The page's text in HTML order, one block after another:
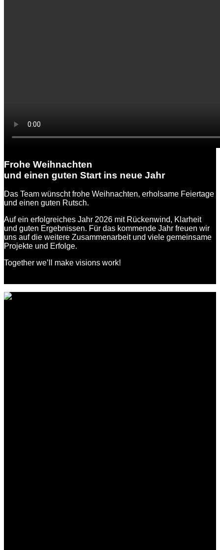
Frohe Weihnachten
und einen guten Start ins neue Jahr
Das Team wünscht frohe Weihnachten, erholsame Feiertage
und einen guten Rutsch.
Auf ein erfolgreiches Jahr 2026 mit Rückenwind, Klarheit
und guten Ergebnissen. Für das kommende Jahr freuen wir
uns auf die weitere Zusammenarbeit und viele gemeinsame
Projekte und Erfolge.
Together we’ll make visions work!